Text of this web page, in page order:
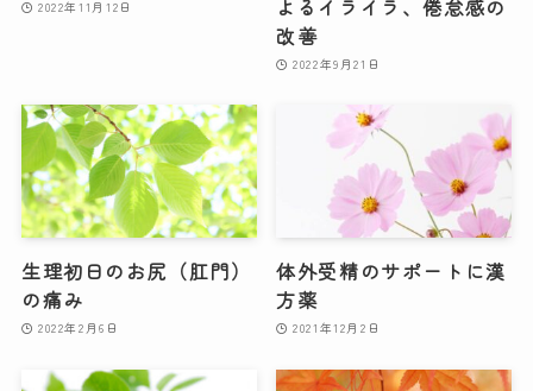
2022年11月12日
よるイライラ、倦怠感の
改善
2022年9月21日
生理初日のお尻（肛門）
の痛み
2022年2月6日
体外受精のサポートに漢
方薬
2021年12月2日